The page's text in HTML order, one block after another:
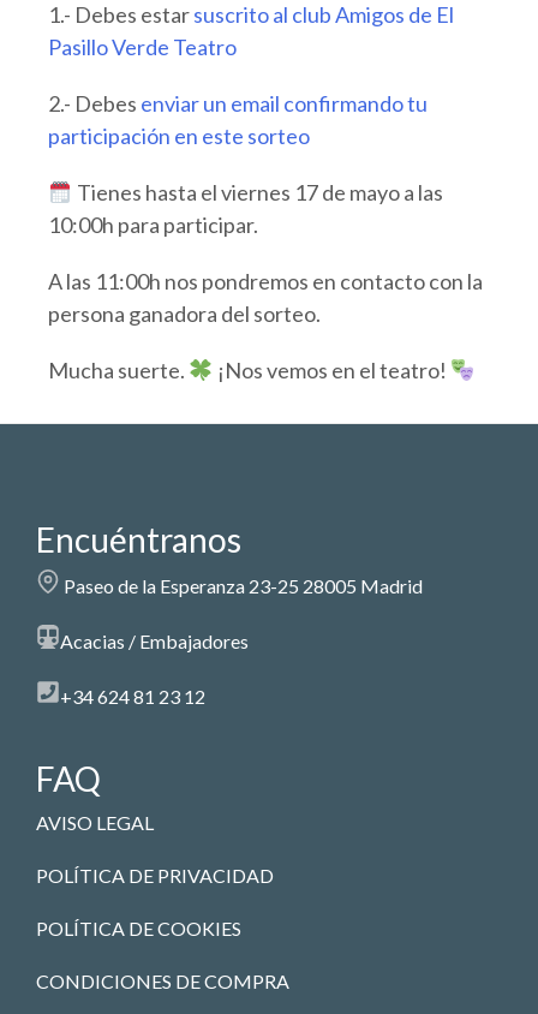
1.- Debes estarsuscrito al club Amigos de El
Pasillo Verde Teatro
2.- Debes enviar un email confirmando tu
participación en este sorteo
Tienes hasta el viernes 17 de mayo a las
10:00h para participar.
A las 11:00h nos pondremos en contacto con la
persona ganadora del sorteo.
Mucha suerte. ¡Nos vemos en el teatro!
Encuéntranos
Paseo de la Esperanza 23-25 28005 Madrid
Acacias / Embajadores
+34 624 81 23 12
FAQ
AVISO LEGAL
POLÍTICA DE PRIVACIDAD
POLÍTICA DE COOKIES
CONDICIONES DE COMPRA